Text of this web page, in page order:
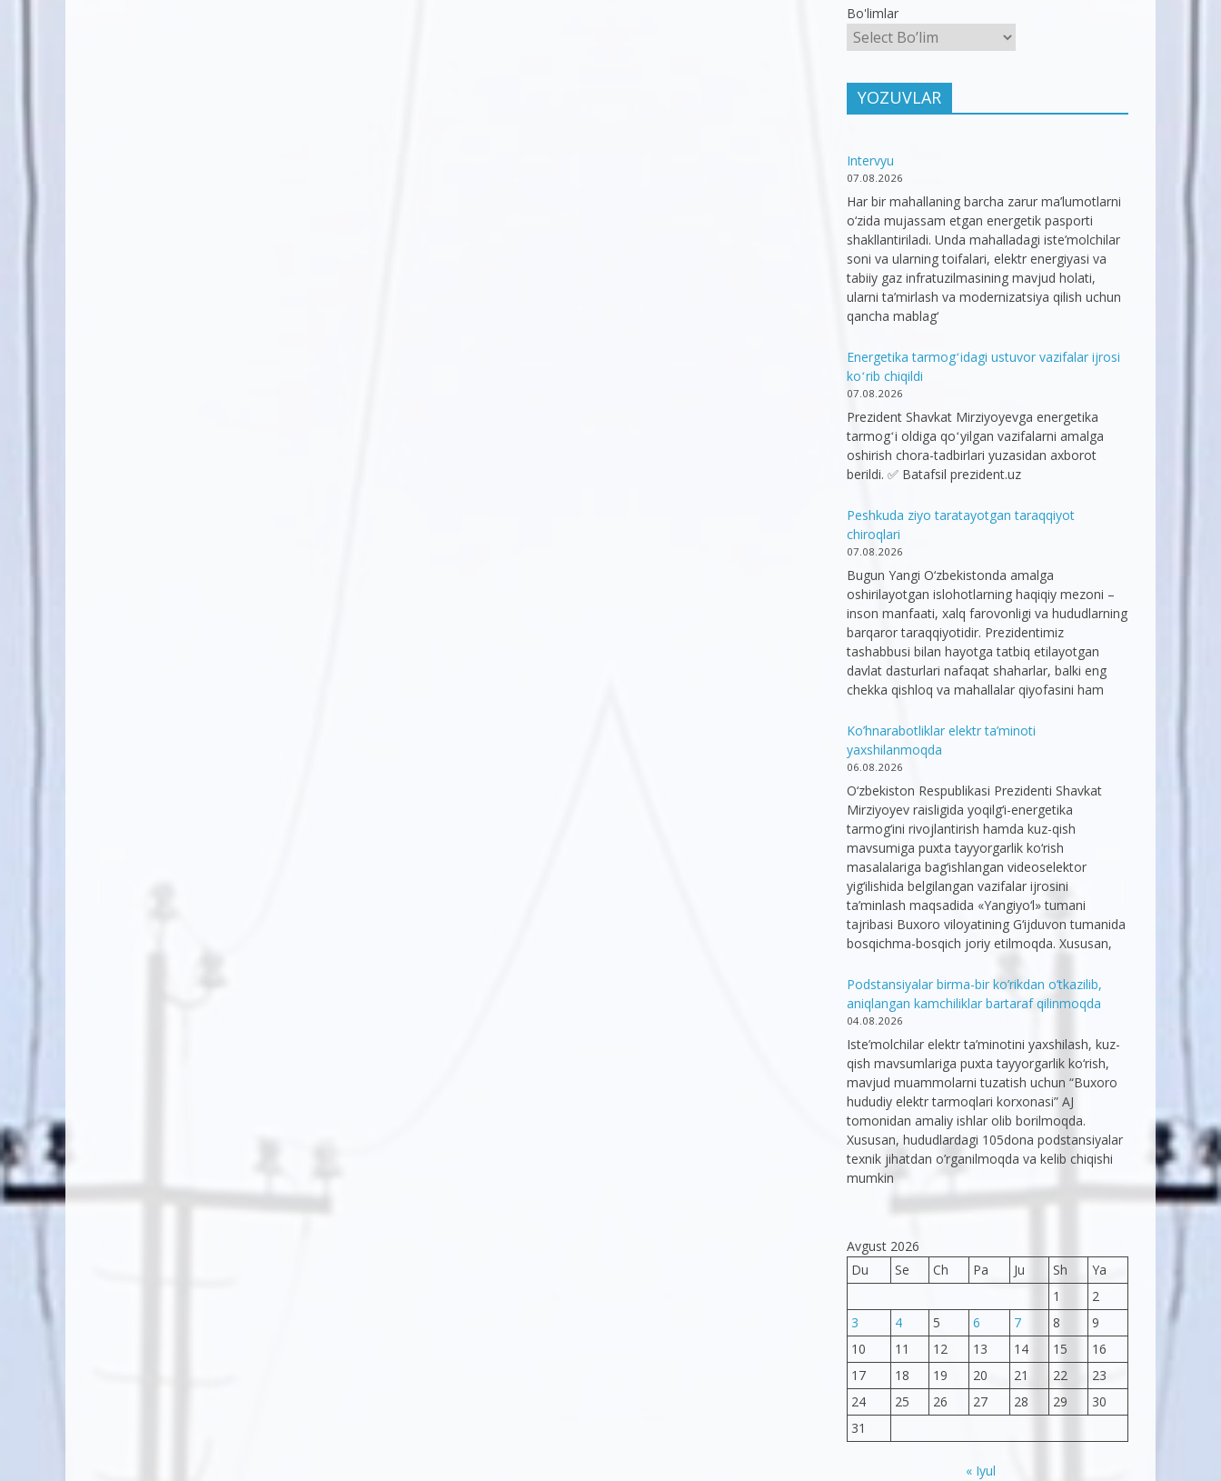
Bo'limlar
YOZUVLAR
Intervyu
07.08.2026
Har bir mahallaning barcha zarur ma’lumotlarni
o‘zida mujassam etgan energetik pasporti
shakllantiriladi. Unda mahalladagi iste’molchilar
soni va ularning toifalari, elektr energiyasi va
tabiiy gaz infratuzilmasining mavjud holati,
ularni ta’mirlash va modernizatsiya qilish uchun
qancha mablag‘
Energetika tarmogʻidagi ustuvor vazifalar ijrosi
koʻrib chiqildi
07.08.2026
Prezident Shavkat Mirziyoyevga energetika
tarmogʻi oldiga qoʻyilgan vazifalarni amalga
oshirish chora-tadbirlari yuzasidan axborot
berildi. ✅ Batafsil prezident.uz
Peshkuda ziyo taratayotgan taraqqiyot
chiroqlari
07.08.2026
Bugun Yangi O‘zbekistonda amalga
oshirilayotgan islohotlarning haqiqiy mezoni –
inson manfaati, xalq farovonligi va hududlarning
barqaror taraqqiyotidir. Prezidentimiz
tashabbusi bilan hayotga tatbiq etilayotgan
davlat dasturlari nafaqat shaharlar, balki eng
chekka qishloq va mahallalar qiyofasini ham
Ko’hnarabotliklar elektr ta’minoti
yaxshilanmoqda
06.08.2026
O‘zbekiston Respublikasi Prezidenti Shavkat
Mirziyoyev raisligida yoqilg‘i-energetika
tarmog‘ini rivojlantirish hamda kuz-qish
mavsumiga puxta tayyorgarlik ko‘rish
masalalariga bag‘ishlangan videoselektor
yig‘ilishida belgilangan vazifalar ijrosini
ta’minlash maqsadida «Yangiyo‘l» tumani
tajribasi Buxoro viloyatining G‘ijduvon tumanida
bosqichma-bosqich joriy etilmoqda. Xususan,
Podstansiyalar birma-bir ko’rikdan o’tkazilib,
aniqlangan kamchiliklar bartaraf qilinmoqda
04.08.2026
Iste’molchilar elektr ta’minotini yaxshilash, kuz-
qish mavsumlariga puxta tayyorgarlik ko‘rish,
mavjud muammolarni tuzatish uchun “Buxoro
hududiy elektr tarmoqlari korxonasi” AJ
tomonidan amaliy ishlar olib borilmoqda.
Xususan, hududlardagi 105dona podstansiyalar
texnik jihatdan o’rganilmoqda va kelib chiqishi
mumkin
Avgust 2026
Du
Se Ch Pa Ju Sh
Ya
1
2
3
4 5 6 7 8
9
10
11 12 13 14 15
16
17
18 19 20 21 22
23
24
25 26 27 28 29
30
31
« Iyul